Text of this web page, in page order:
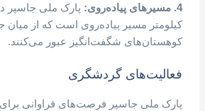
4. مسیرهای پیاده‌روی:
کیلومتر مسیر پیاده‌روی است که از میان
کوهستان‌های شگفت‌انگیز عبور می‌کنند.
فعالیت‌های گردشگری
پارک ملی جاسپر فرصت‌های فراوانی